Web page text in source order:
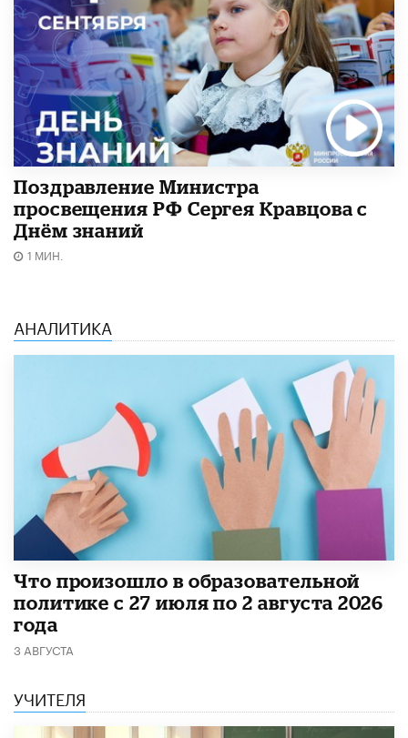
Поздравление Министра
просвещения РФ Сергея Кравцова с
Днём знаний
1 МИН.
АНАЛИТИКА
​Что произошло в образовательной
политике с 27 июля по 2 августа 2026
года
3 АВГУСТА
УЧИТЕЛЯ